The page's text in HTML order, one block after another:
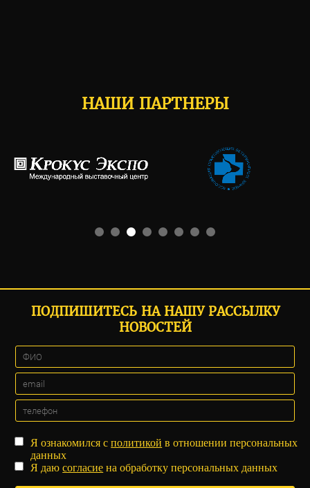
НАШИ ПАРТНЕРЫ
ПОДПИШИТЕСЬ НА НАШУ РАССЫЛКУ
НОВОСТЕЙ
Я ознакомился сполитикой в отношении персональных
данных
Я даюсогласие на обработку персональных данных